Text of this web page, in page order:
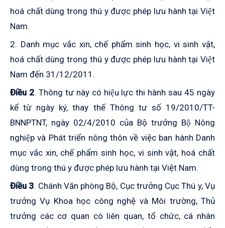
hoá chất dùng trong thú y được phép lưu hành tại Việt
Nam.
2. Danh mục vắc xin, chế phẩm sinh học, vi sinh vật,
hoá chất dùng trong thú y được phép lưu hành tại Việt
Nam đến 31/12/2011.
Điều 2. Thông tư này có hiệu lực thi hành sau 45 ngày
kể từ ngày ký, thay thế Thông tư số 19/2010/TT-
BNNPTNT, ngày 02/4/2010 của Bộ trưởng Bộ Nông
nghiệp và Phát triển nông thôn về việc ban hành Danh
mục vắc xin, chế phẩm sinh học, vi sinh vật, hoá chất
dùng trong thú y được phép lưu hành tại Việt Nam.
Điều 3. Chánh Văn phòng Bộ, Cục trưởng Cục Thú y, Vụ
trưởng Vụ Khoa học công nghệ và Môi trường, Thủ
trưởng các cơ quan có liên quan, tổ chức, cá nhân